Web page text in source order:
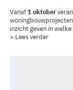
Vanaf1 oktober
inzicht geven in
> Lees verder